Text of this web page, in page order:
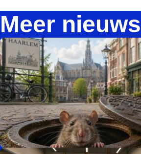
Meer nieuws